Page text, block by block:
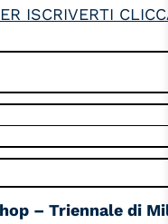
ISCRIVERTI
– Triennale di